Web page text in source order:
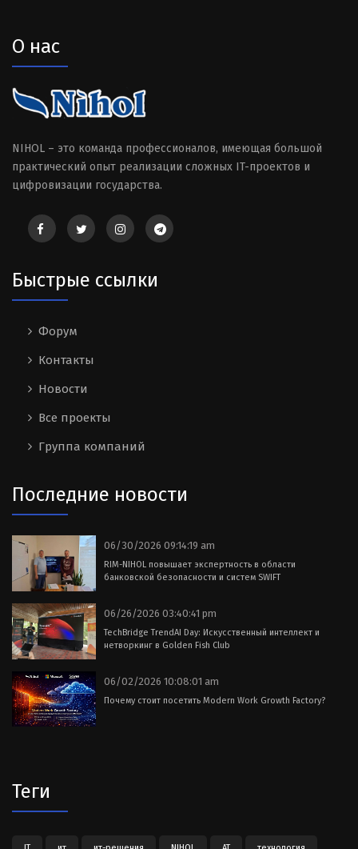
О нас
NIHOL – это команда профессионалов, имеющая большой
практический опыт реализации сложных IT-проектов и
цифровизации государства.
Быстрые ссылки
Форум
Контакты
Новости
Все проекты
Группа компаний
Последние новости
06/30/2026 09:14:19 am
RIM-NIHOL повышает экспертность в области
банковской безопасности и систем SWIFT
06/26/2026 03:40:41 pm
TechBridge TrendAI Day: Искусственный интеллект и
нетворкинг в Golden Fish Club
06/02/2026 10:08:01 am
Почему стоит посетить Modern Work Growth Factory?
Теги